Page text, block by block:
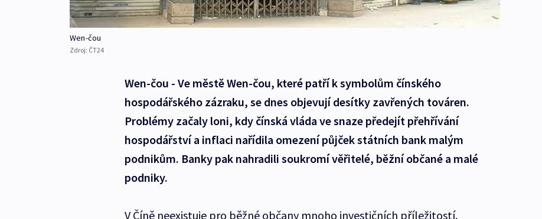
Wen-čou
Zdroj: ČT24
Wen-čou - Ve městě Wen-čou, které patří k symbolům čínského
hospodářského zázraku, se dnes objevují desítky zavřených továren.
Problémy začaly loni, kdy čínská vláda ve snaze předejít přehřívání
hospodářství a inflaci nařídila omezení půjček státních bank malým
podnikům. Banky pak nahradili soukromí věřitelé, běžní občané a malé
podniky.
V Číně neexistuje pro běžné občany mnoho investičních příležitostí.